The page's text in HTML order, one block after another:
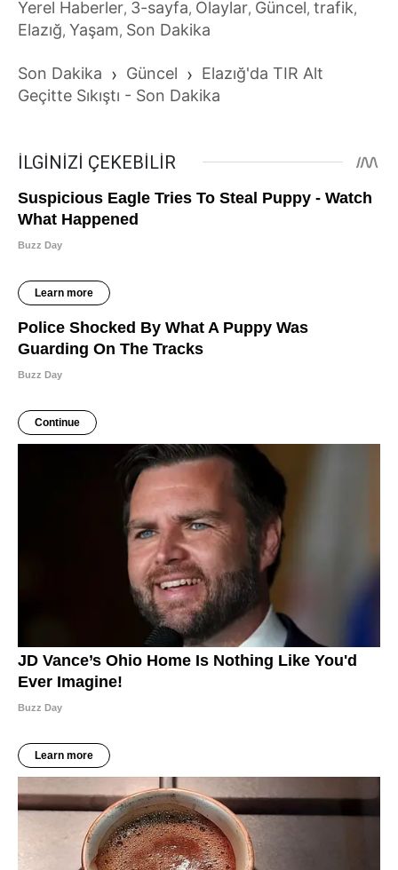
Yerel Haberler, 3-sayfa, Olaylar, Güncel, trafik,
Elazığ, Yaşam, Son Dakika
Son Dakika › Güncel › Elazığ'da TIR Alt
Geçitte Sıkıştı - Son Dakika